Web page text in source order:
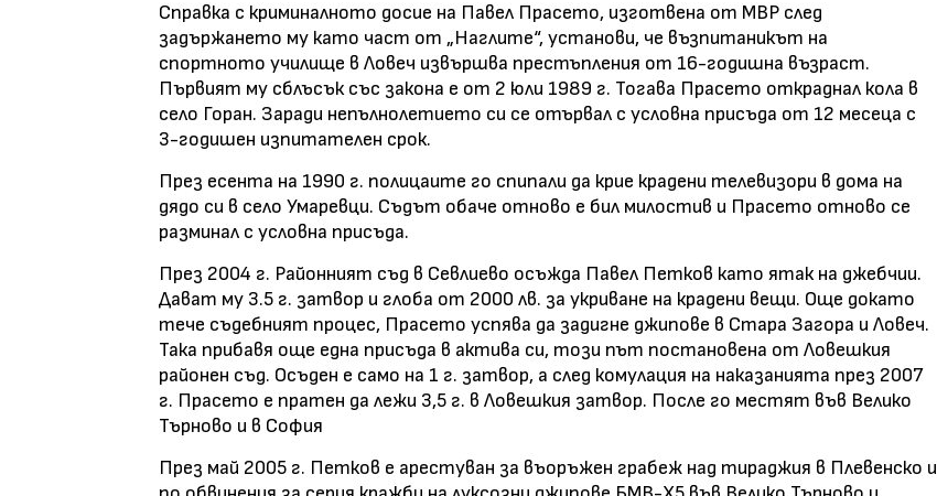
Справка с криминалното досие на Павел Прасето, изготвена от МВР след
задържането му като част от „Наглите“, установи, че възпитаникът на
спортното училище в Ловеч извършва престъпления от 16-годишна възраст.
Първият му сблъсък със закона е от 2 юли 1989 г. Тогава Прасето откраднал кола в
село Горан. Заради непълнолетието си се отървал с условна присъда от 12 месеца с
3-годишен изпитателен срок.
През есента на 1990 г. полицаите го спипали да крие крадени телевизори в дома на
дядо си в село Умаревци. Съдът обаче отново е бил милостив и Прасето отново се
разминал с условна присъда.
През 2004 г. Районният съд в Севлиево осъжда Павел Петков като ятак на джебчии.
Дават му 3.5 г. затвор и глоба от 2000 лв. за укриване на крадени вещи. Още докато
тече съдебният процес, Прасето успява да задигне джипове в Стара Загора и Ловеч.
Така прибавя още една присъда в актива си, този път постановена от Ловешкия
районен съд. Осъден е само на 1 г. затвор, а след комулация на наказанията през 2007
г. Прасето е пратен да лежи 3,5 г. в Ловешкия затвор. После го местят във Велико
Търново и в София
През май 2005 г. Петков е арестуван за въоръжен грабеж над тираджия в Плевенско и